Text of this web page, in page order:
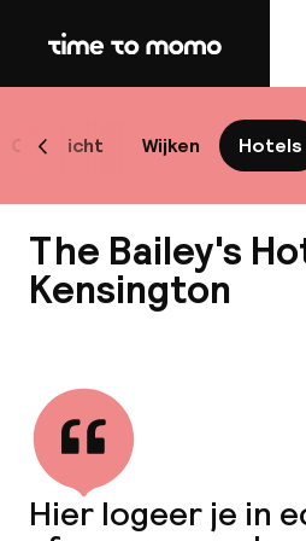
Home
Overzicht Wijken Hotels
Scroll naar links
The Bailey's
Kensington
Hier logeer je in